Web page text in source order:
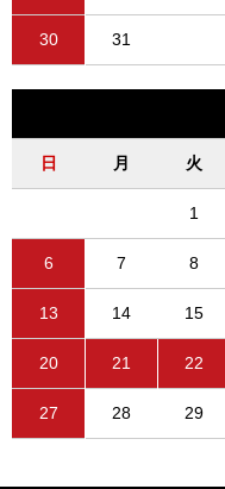
30 31
日 月 火
1
6 7 8
13 14 15
20 21 22
27 28 29